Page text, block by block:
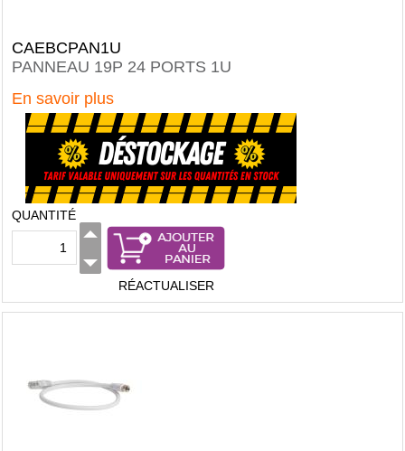
CAEBCPAN1U
PANNEAU 19P 24 PORTS 1U
En savoir plus
QUANTITÉ
RÉACTUALISER